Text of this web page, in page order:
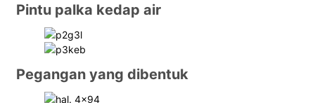
Pintu palka kedap air
Pegangan yang dibentuk